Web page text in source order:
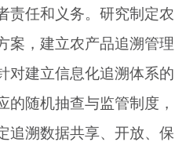
责任和义务。研究制定农
案，建立农产品追溯管理
对建立信息化追溯体系的
的随机抽查与监管制度，
追溯数据共享、开放、保